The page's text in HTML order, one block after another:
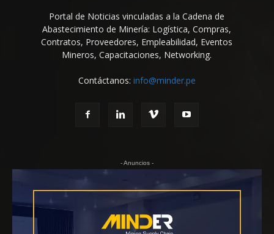
Portal de Noticias vinculadas a la Cadena de
Abastecimiento de Minería: Logística, Compras,
Contratos, Proveedores, Empleabilidad, Eventos
Mineros, Capacitaciones, Networking.
Contáctanos: info@minder.pe
- Anuncios -